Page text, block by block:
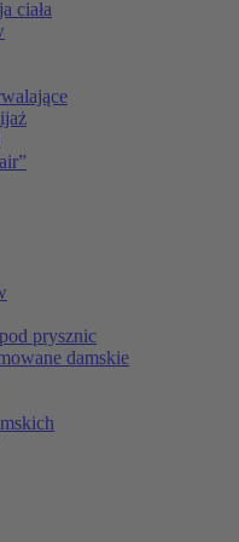
ciała
prysznic
damskie